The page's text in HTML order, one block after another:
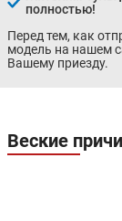
полностью!
Перед тем, как
модель на нашем
Вашему приезду.
Веские